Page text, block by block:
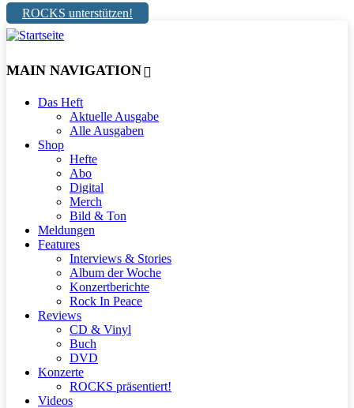
ROCKS unterstützen!
MAIN NAVIGATION
Das Heft
Aktuelle Ausgabe
Alle Ausgaben
Shop
Hefte
Abo
Digital
Merch
Bild & Ton
Meldungen
Features
Interviews & Stories
Album der Woche
Konzertberichte
Rock In Peace
Reviews
CD & Vinyl
Buch
DVD
Konzerte
ROCKS präsentiert!
Videos